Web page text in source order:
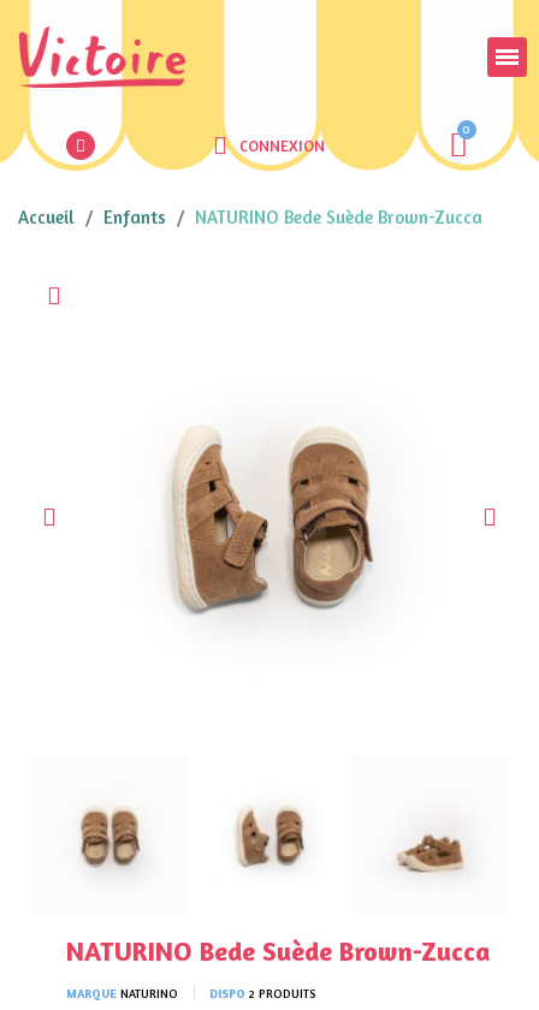
CONNEXION
Accueil Enfants NATURINO Bede Suède Brown-Zucca
NATURINO Bede Suède Brown-Zucca
MARQUE NATURINO DISPO 2 PRODUITS